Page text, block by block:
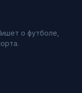
о футболе,